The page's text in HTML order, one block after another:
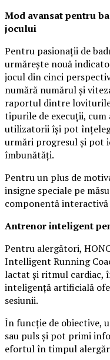
Mod avansat pentru
jocului
Pentru pasionații de
urmărește nouă
jocul din cinci
numără numărul și
raportul dintre loviturile
tipurile de execuții, cum
utilizatorii își pot
urmări progresul și pot
îmbunătăți.
Pentru un plus de
insigne speciale pe
componentă
Antrenor inteligent
Pentru alergători,
Intelligent Running
lactat și ritmul cardiac,
inteligență artificială
sesiunii.
În funcție de obiective,
sau puls și pot primi
efortul în timpul